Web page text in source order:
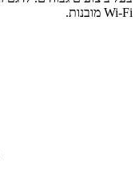
Wi-Fi מובנות.